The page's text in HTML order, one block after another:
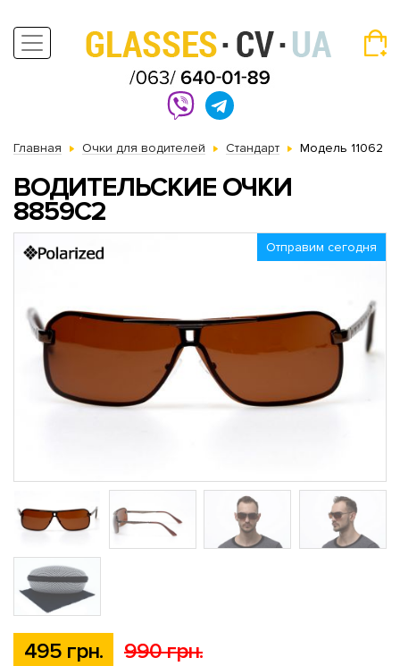
Главная Очки для водителей Стандарт Модель 11062
ВОДИТЕЛЬСКИЕ ОЧКИ
8859C2
Отправим сегодня
495 грн. 990 грн.